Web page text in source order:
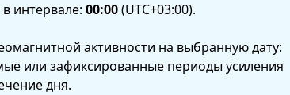
интервале: 00:00(UTC+03:00).
активности на выбранную дату:
или зафиксированные периоды усиления
дня.